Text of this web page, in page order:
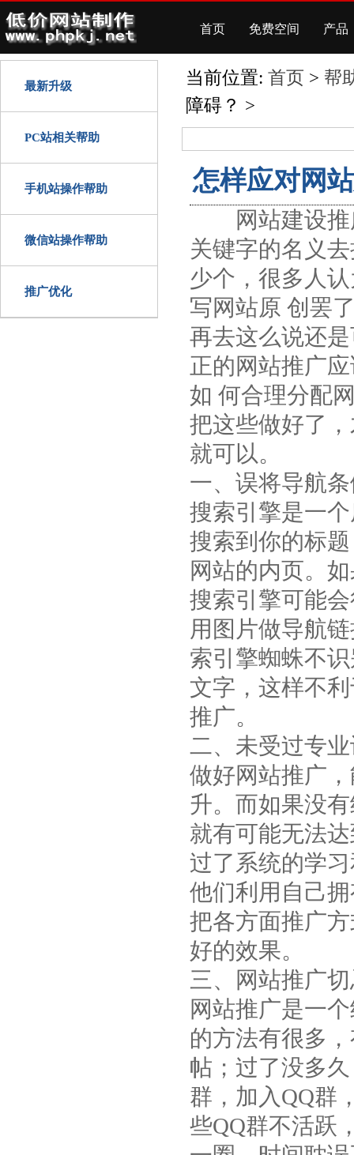
首页 免费空间 产品
最新升级
PC站相关帮助
手机站操作帮助
微信站操作帮助
推广优化
当前位置: 首页 > 帮
障碍？ >
怎样应对网
网站建设推
关键字的名义
少个，很多人
写网站原 创罢
再去这么说还
正的网站推广
如 何合理分配
把这些做好了
就可以。
一、误将导航
搜索引擎是一
搜索到你的标
网站的内页。
搜索引擎可能
用图片做导航
索引擎蜘蛛不
文字，这样不
推广。
二、未受过专
做好网站推广
升。而如果没
就有可能无法
过了系统的学
他们利用自己
把各方面推广
好的效果。
三、网站推广
网站推广是一
的方法有很多
帖；过了没多
群，加入QQ群
些QQ群不活跃